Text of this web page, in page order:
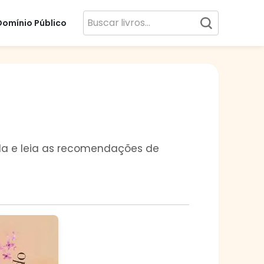
Público
e leia as recomendações de